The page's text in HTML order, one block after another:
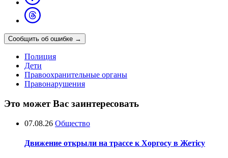
Сообщить об ошибке →
Полиция
Дети
Правоохранительные органы
Правонарушения
Это может Вас заинтересовать
07.08.26 Общество
Движение открыли на трассе к Хоргосу в Жетісу